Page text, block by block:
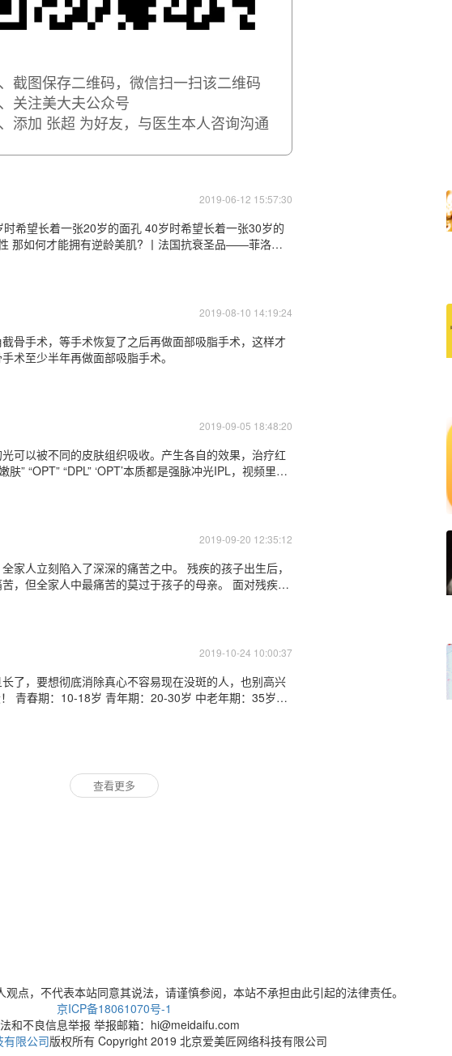
截图保存二维码，微信扫一扫该二维码
关注美大夫公众号
添加 张超 为好友，与医生本人咨询沟通
2019-06-12 15:57:30
希望长着一张20岁的面孔 40岁时希望长着一张30岁的
2019-08-10 14:19:24
骨手术，等手术恢复了之后再做面部吸脂手术，这样才
术至少半年再做面部吸脂手术。
2019-09-05 18:48:20
可以被不同的皮肤组织吸收。产生各自的效果，治疗红
” “OPT” “DPL” ‘OPT’本质都是强脉冲光IPL，视频里从
2019-09-20 12:35:12
家人立刻陷入了深深的痛苦之中。 残疾的孩子出生后，
家人中最痛苦的莫过于孩子的母亲。 面对残疾的
2019-10-24 10:00:37
了，要想彻底消除真心不容易现在没斑的人，也别高兴
青春期：10-18岁 青年期：20-30岁 中老年期：35岁
查看更多
点，不代表本站同意其说法，请谨慎参阅，本站不承担由此引起的法律责任。
京ICP备18061070号-1
和不良信息举报 举报邮箱：hi@meidaifu.com
限公司版权所有 Copyright 2019 北京爱美匠网络科技有限公司